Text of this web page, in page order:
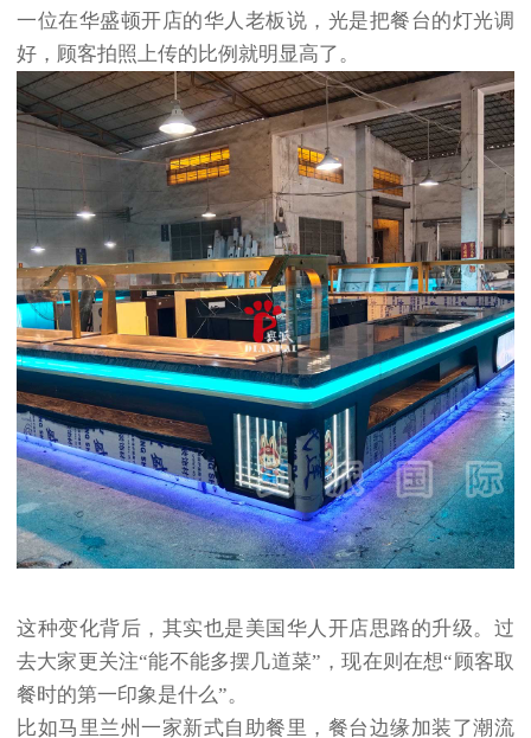
一位在华盛顿开店的华人老板说，光是把餐台的灯光调
好，顾客拍照上传的比例就明显高了。
这种变化背后，其实也是美国华人开店思路的升级。过
去大家更关注“能不能多摆几道菜”，现在则在想“顾客取
餐时的第一印象是什么”。
比如马里兰州一家新式自助餐里，餐台边缘加装了潮流